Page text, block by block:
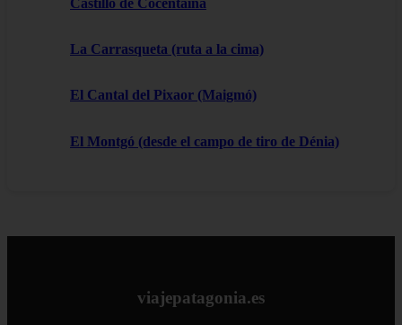
La Carrasqueta (ruta a la cima)
El Cantal del Pixaor (Maigmó)
El Montgó (desde el campo de tiro de Dénia)
viajepatagonia.es